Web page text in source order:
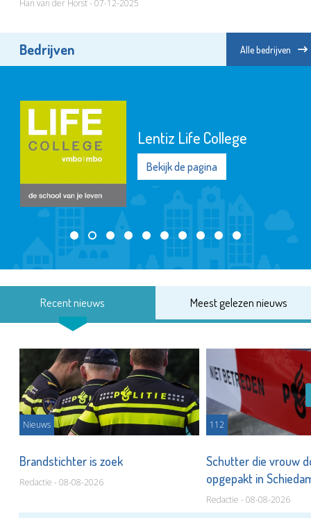
Han van der Horst - 07-12-2025
Bedrijven Alle bedrijven
Lentiz Life College
Bekijk de pagina
Recent nieuws Meest gelezen nieuws
Nieuws
Brandstichter is zoek
Redactie - 08-08-2026
112
Schutter die vrouw
opgepakt in
Redactie - 08-08-2026